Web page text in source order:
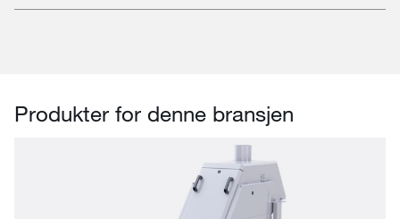
Produkter for denne bransjen